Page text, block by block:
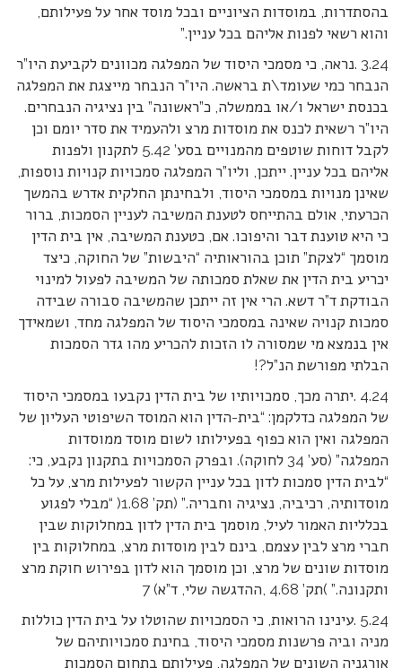
בהסתדרות, במוסדות הציוניים ובכל מוסד אחר על פעילותם,
והוא רשאי לפנות אליהם בכל עניין.”
3.24 .נראה, כי מסמכי היסוד של המפלגה מכוונים לקביעת היו”ר
הנבחר כמי שעומד\ת בראשה. היו”ר הנבחר מייצגת את המפלגה
בכנסת ישראל ו/או בממשלה, כ”ראשונה” בין נציגיה הנבחרים.
היו”ר רשאית לכנס את מוסדות מרצ ולהעמיד את סדר יומם וכן
לקבל דוחות שוטפים מהמנויים בסע’ 5.42 לתקנון ולפנות
אליהם בכל עניין. ייתכן, וליו”ר המפלגה סמכויות קנויות נוספות,
שאינן מנויות במסמכי היסוד, ולבחינתן החלקית אדרש בהמשך
הכרעתי, אולם בהתייחס לטענת המשיבה לעניין הסמכות, ברור
כי היא טוענת דבר והיפוכו. אם, כטענת המשיבה, אין בית הדין
מוסמך “לצקת” תוכן בהוראותיה “היבשות” של החוקה, כיצד
יכריע בית הדין את שאלת סמכותה של המשיבה לפעול למינוי
הבודקת ד”ר דשא. הרי אין זה ייתכן שהמשיבה סבורה שבידה
סמכות קנויה שאינה במסמכי היסוד של המפלגה מחד, ושמאידך
אין בנמצא מי שמסורה לו הזכות להכריע מהו גדר הסמכות
הבלתי מפורשת הנ”ל?!
4.24 .יתרה מכך, סמכויותיו של בית הדין נקבעו במסמכי היסוד
של המפלגה כדלקמן: “בית-הדין הוא המוסד השיפוטי העליון של
המפלגה ואין הוא כפוף בפעילותו לשום מוסד ממוסדות
המפלגה” (סע’ 34 לחוקה). ובפרק הסמכויות בתקנון נקבע, כי:
“לבית הדין סמכות לדון בכל עניין הקשור לפעילות מרצ, על כל
מוסדותיה, רכיביה, נציגיה וחבריה.” (תק’ 1.68( “מבלי לפגוע
בכלליות האמור לעיל, מוסמך בית הדין לדון במחלוקות שבין
חברי מרצ לבין עצמם, בינם לבין מוסדות מרצ, במחלוקות בין
מוסדות שונים של מרצ, וכן מוסמך הוא לדון בפירוש חוקת מרצ
ותקנונה.” )תק’ 4.68 ,ההדגשה שלי, ד”א) 7
5.24 .עינינו הרואות, כי הסמכויות שהוטלו על בית הדין כוללות
מניה וביה פרשנות מסמכי היסוד, בחינת סמכויותיהם של
אורגניה השונים של המפלגה, פעילותם בתחום הסמכות